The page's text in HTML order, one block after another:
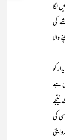
لگا
کی
کو
ہے
کی